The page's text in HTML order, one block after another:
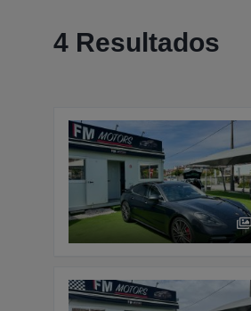
4 Resultados